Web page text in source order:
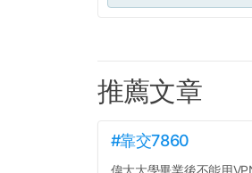
推薦文章
#靠交7860
偉大大學畢業後不能用